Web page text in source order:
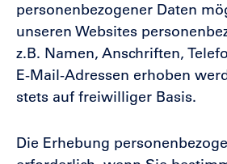
personenbezogener Daten
unseren Websites
z.B. Namen, Anschriften,
E-Mail-Adressen erhoben
stets auf freiwilliger Basis.
Die Erhebung